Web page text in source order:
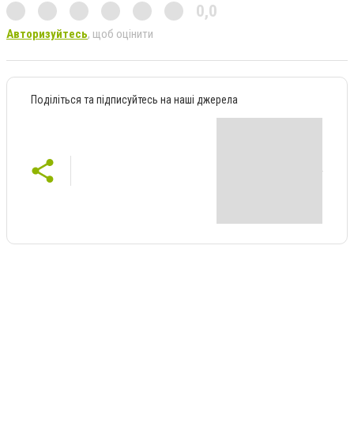
0,0
Авторизуйтесь, щоб оцінити
Поділіться та підписуйтесь на наші джерела